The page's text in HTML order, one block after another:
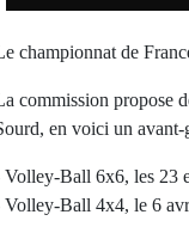
championnat de
commission propose
en voici un avant-
Volley-Ball 6x6, les 23
Volley-Ball 4x4, le 6